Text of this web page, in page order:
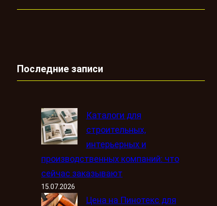
Последние записи
Каталоги для
строительных,
интерьерных и
производственных компаний: что
сейчас заказывают
15.07.2026
Цена на Пинотекс для